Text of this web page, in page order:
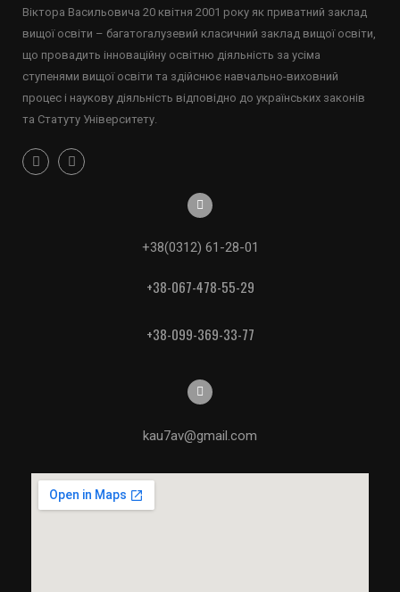
Віктора Васильовича 20 квітня 2001 року як приватний заклад
вищої освіти – багатогалузевий класичний заклад вищої освіти,
що провадить інноваційну освітню діяльність за усіма
ступенями вищої освіти та здійснює навчально-виховний
процес і наукову діяльність відповідно до українських законів
та Статуту Університету.
+38(0312) 61-28-01
+38-067-478-55-29
+38-099-369-33-77
kau7av@gmail.com